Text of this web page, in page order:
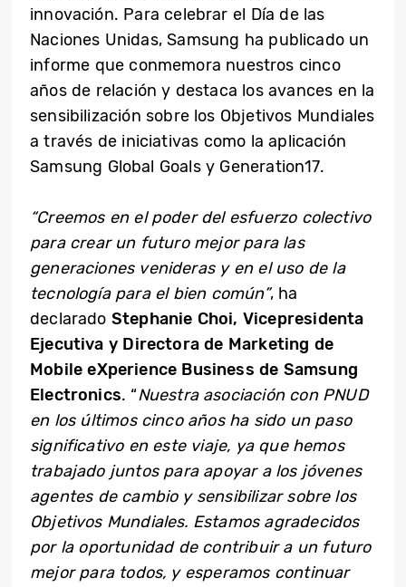
innovación. Para celebrar el Día de las
Naciones Unidas, Samsung ha publicado un
informe que conmemora nuestros cinco
años de relación y destaca los avances en la
sensibilización sobre los Objetivos Mundiales
a través de iniciativas como la aplicación
Samsung Global Goals y Generation17.
“Creemos en el poder del esfuerzo colectivo
para crear un futuro mejor para las
generaciones venideras y en el uso de la
tecnología para el bien común”, ha
declarado Stephanie Choi, Vicepresidenta
Ejecutiva y Directora de Marketing de
Mobile eXperience Business de Samsung
Electronics. “Nuestra asociación con PNUD
en los últimos cinco años ha sido un paso
significativo en este viaje, ya que hemos
trabajado juntos para apoyar a los jóvenes
agentes de cambio y sensibilizar sobre los
Objetivos Mundiales. Estamos agradecidos
por la oportunidad de contribuir a un futuro
mejor para todos, y esperamos continuar